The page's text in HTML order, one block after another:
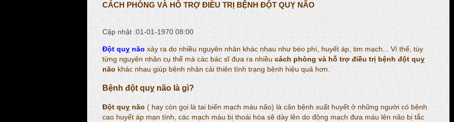
CÁCH PHÒNG VÀ HỖ TRỢ ĐIỀU TRỊ BỆNH ĐỘT QUỴ NÃO
Cập nhật :01-01-1970 08:00
Đột quỵ não xảy ra do nhiều nguyên nhân khác nhau như béo phì, huyết áp, tim mạch... Vì thế, tùy
từng nguyên nhân cụ thể mà các bác sĩ đưa ra nhiều cách phòng và hỗ trợ điều trị bệnh đột quỵ
não khác nhau giúp bệnh nhân cải thiện tình trạng bệnh hiệu quả hơn.
Bệnh đột quỵ não là gì?
Đột quỵ não ( hay còn gọi là tai biến mạch máu não) là căn bệnh xuất huyết ở những người có bệnh
cao huyết áp mạn tính, các mạch máu bị thoái hóa sẽ dày lên do động mạch đưa máu lên não bị tắc